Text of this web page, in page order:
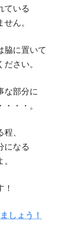
ている
ん。
脇に置いて
さい。
な部分に
・・。
、
になる
しょう！